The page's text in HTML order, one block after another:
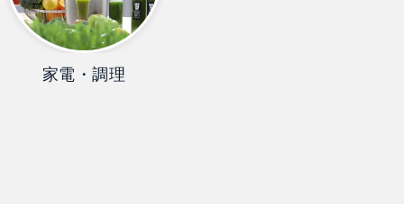
家電・調理